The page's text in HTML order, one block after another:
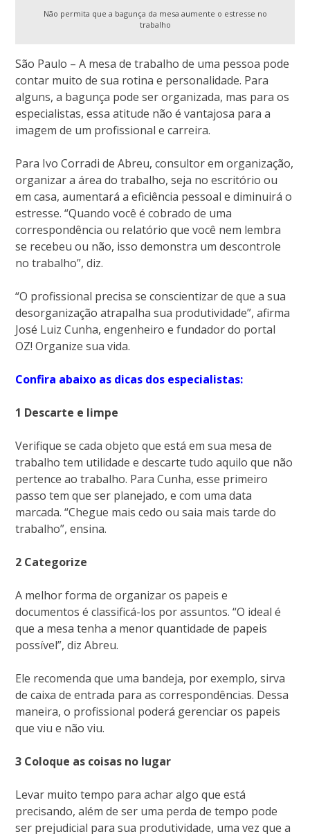
Não permita que a bagunça da mesa aumente o estresse no
trabalho
São Paulo – A mesa de trabalho de uma pessoa pode
contar muito de sua rotina e personalidade. Para
alguns, a bagunça pode ser organizada, mas para os
especialistas, essa atitude não é vantajosa para a
imagem de um profissional e carreira.
Para Ivo Corradi de Abreu, consultor em organização,
organizar a área do trabalho, seja no escritório ou
em casa, aumentará a eficiência pessoal e diminuirá o
estresse. “Quando você é cobrado de uma
correspondência ou relatório que você nem lembra
se recebeu ou não, isso demonstra um descontrole
no trabalho”, diz.
“O profissional precisa se conscientizar de que a sua
desorganização atrapalha sua produtividade”, afirma
José Luiz Cunha, engenheiro e fundador do portal
OZ! Organize sua vida.
Confira abaixo as dicas dos especialistas:
1 Descarte e limpe
Verifique se cada objeto que está em sua mesa de
trabalho tem utilidade e descarte tudo aquilo que não
pertence ao trabalho. Para Cunha, esse primeiro
passo tem que ser planejado, e com uma data
marcada. “Chegue mais cedo ou saia mais tarde do
trabalho”, ensina.
2 Categorize
A melhor forma de organizar os papeis e
documentos é classificá-los por assuntos. “O ideal é
que a mesa tenha a menor quantidade de papeis
possível”, diz Abreu.
Ele recomenda que uma bandeja, por exemplo, sirva
de caixa de entrada para as correspondências. Dessa
maneira, o profissional poderá gerenciar os papeis
que viu e não viu.
3 Coloque as coisas no lugar
Levar muito tempo para achar algo que está
precisando, além de ser uma perda de tempo pode
ser prejudicial para sua produtividade, uma vez que a